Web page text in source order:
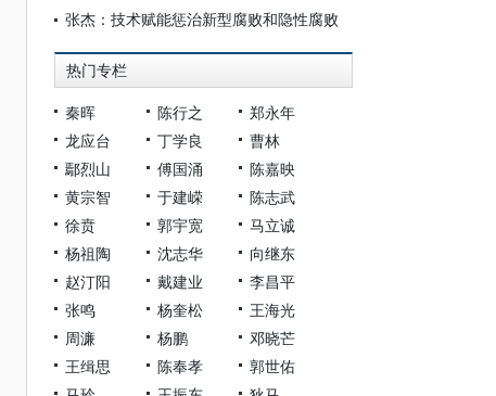
张杰：技术赋能惩治新型腐败和隐性腐败
热门专栏
秦晖 陈行之
郑永年
龙应台
丁学良
曹林
鄢烈山
傅国涌
陈嘉映
黄宗智
于建嵘
陈志武
徐贲
郭宇宽
马立诚
杨祖陶
沈志华
向继东
赵汀阳
戴建业
李昌平
张鸣
杨奎松
王海光
周濂
杨鹏
邓晓芒
王缉思
陈奉孝
郭世佑